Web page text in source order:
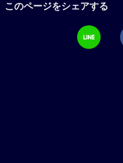
このページをシェアする